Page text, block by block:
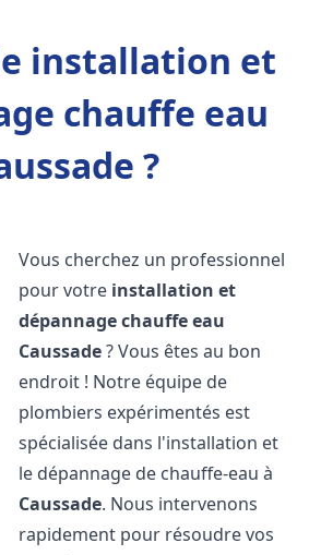
installation et
chauffe eau
?
Vous cherchez un professionnel
pour votre installation et
dépannage chauffe eau
Caussade? Vous êtes au bon
endroit ! Notre équipe de
plombiers expérimentés est
spécialisée dans l'installation et
le dépannage de chauffe-eau à
Caussade. Nous intervenons
rapidement pour résoudre vos